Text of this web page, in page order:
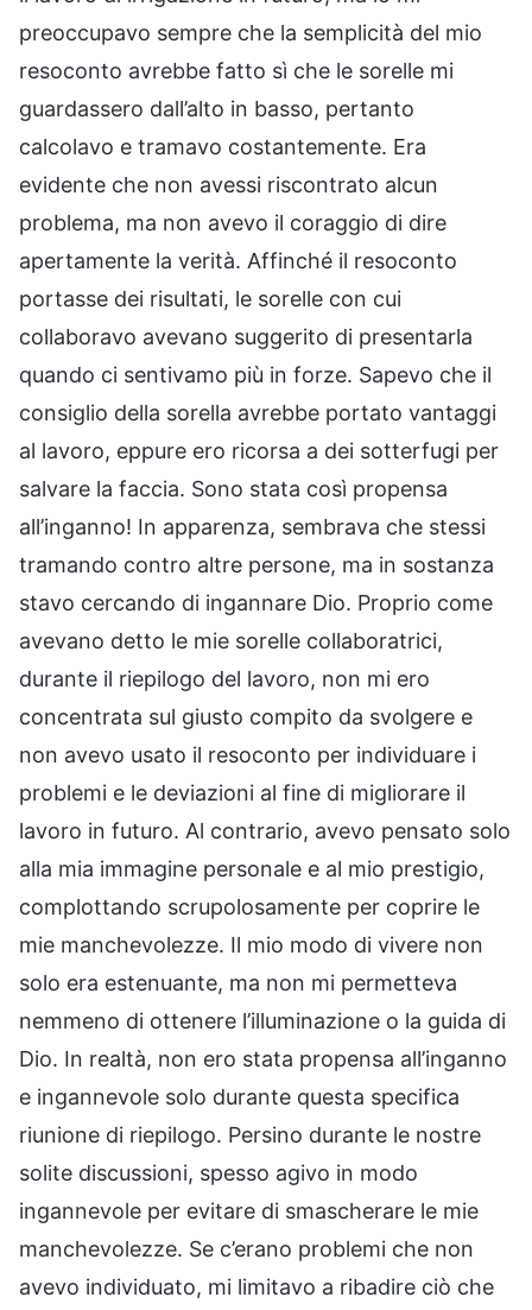
preoccupavo sempre che la semplicità del mio
resoconto avrebbe fatto sì che le sorelle mi
guardassero dall’alto in basso, pertanto
calcolavo e tramavo costantemente. Era
evidente che non avessi riscontrato alcun
problema, ma non avevo il coraggio di dire
apertamente la verità. Affinché il resoconto
portasse dei risultati, le sorelle con cui
collaboravo avevano suggerito di presentarla
quando ci sentivamo più in forze. Sapevo che il
consiglio della sorella avrebbe portato vantaggi
al lavoro, eppure ero ricorsa a dei sotterfugi per
salvare la faccia. Sono stata così propensa
all’inganno! In apparenza, sembrava che stessi
tramando contro altre persone, ma in sostanza
stavo cercando di ingannare Dio. Proprio come
avevano detto le mie sorelle collaboratrici,
durante il riepilogo del lavoro, non mi ero
concentrata sul giusto compito da svolgere e
non avevo usato il resoconto per individuare i
problemi e le deviazioni al fine di migliorare il
lavoro in futuro. Al contrario, avevo pensato solo
alla mia immagine personale e al mio prestigio,
complottando scrupolosamente per coprire le
mie manchevolezze. Il mio modo di vivere non
solo era estenuante, ma non mi permetteva
nemmeno di ottenere l’illuminazione o la guida di
Dio. In realtà, non ero stata propensa all’inganno
e ingannevole solo durante questa specifica
riunione di riepilogo. Persino durante le nostre
solite discussioni, spesso agivo in modo
ingannevole per evitare di smascherare le mie
manchevolezze. Se c’erano problemi che non
avevo individuato, mi limitavo a ribadire ciò che